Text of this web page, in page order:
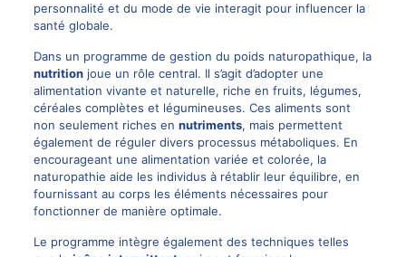
personnalité et du mode de vie interagit pour influencer la
santé globale.
Dans un programme de gestion du poids naturopathique, la
nutritionjoue un rôle central. Il s’agit d’adopter une
alimentation vivante et naturelle, riche en fruits, légumes,
céréales complètes et légumineuses. Ces aliments sont
non seulement riches en nutriments, mais permettent
également de réguler divers processus métaboliques. En
encourageant une alimentation variée et colorée, la
naturopathie aide les individus à rétablir leur équilibre, en
fournissant au corps les éléments nécessaires pour
fonctionner de manière optimale.
Le programme intègre également des techniques telles